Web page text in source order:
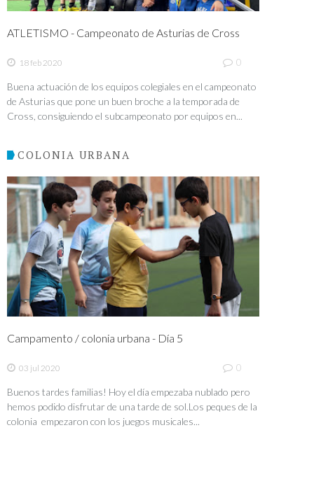
ATLETISMO - Campeonato de Asturias de Cross
18 feb 2020 0
Buena actuación de los equipos colegiales en el campeonato
de Asturias que pone un buen broche a la temporada de
Cross, consiguiendo el subcampeonato por equipos en...
COLONIA URBANA
Campamento / colonia urbana - Día 5
03 jul 2020 0
Buenos tardes familias! Hoy el día empezaba nublado pero
hemos podido disfrutar de una tarde de sol.Los peques de la
colonia empezaron con los juegos musicales...